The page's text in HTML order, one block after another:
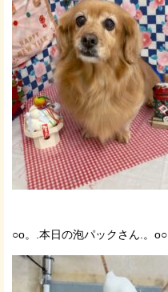
○o。.本日の泡パックさん.。o○